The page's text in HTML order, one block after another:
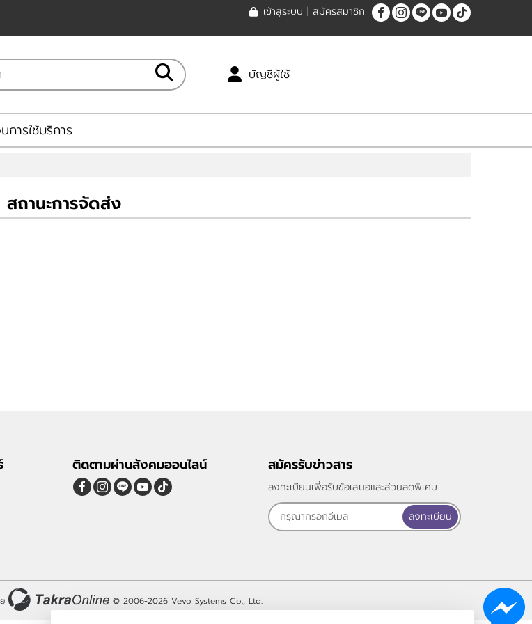
เข้าสู่ระบบ | สมัครสมาชิก
บัญชีผู้ใช้
การใช้บริการ
สถานะการจัดส่ง
ติดตามผ่านสังคมออนไลน์ สมัครรับข่าวสาร
ลงทะเบียนเพื่อรับข้อเสนอและส่วนลดพิเศษ
ลงทะเบียน
© 2006-2026 Vevo Systems Co., Ltd.